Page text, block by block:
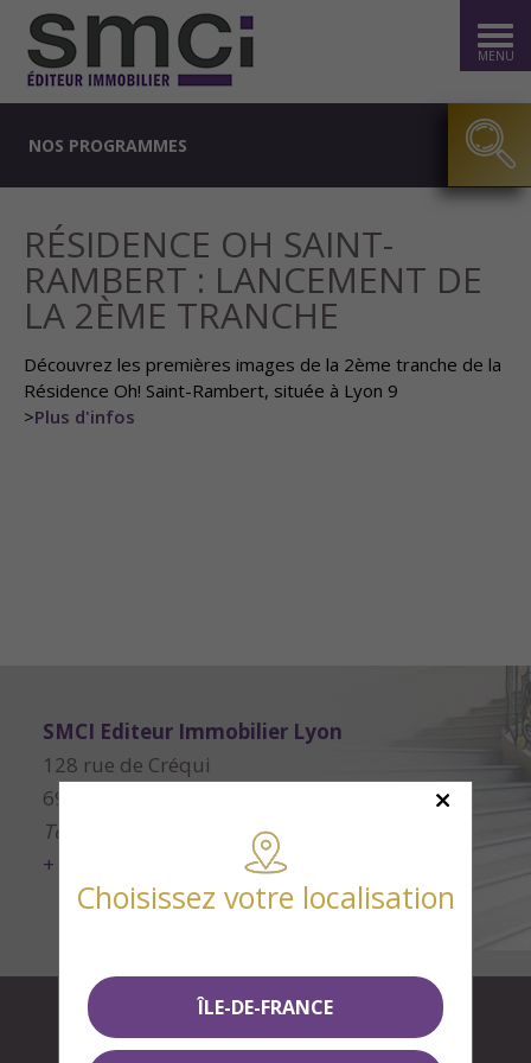
MENU
NOS PROGRAMMES
RÉSIDENCE OH SAINT-
RAMBERT : LANCEMENT DE
LA 2ÈME TRANCHE
Découvrez les premières images de la 2ème tranche de la
Résidence Oh! Saint-Rambert, située à Lyon 9
>Plus d'infos
Choisissez votre localisation
ÎLE-DE-FRANCE
SMCI Editeur Immobilier Lyon
128 rue de Créqui
69006 Lyon
Tél.
+ d'infos
Informations